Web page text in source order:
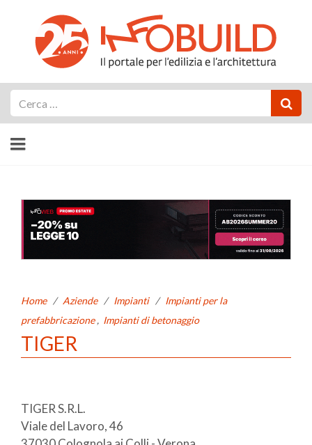
Home / Aziende / Impianti / Impianti per la
prefabbricazione, Impianti di betonaggio
TIGER
TIGER S.R.L.
Viale del Lavoro, 46